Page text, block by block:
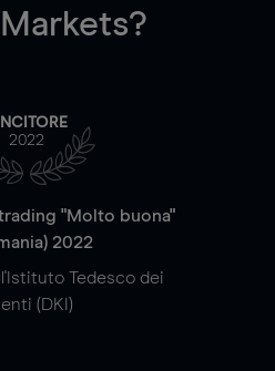
2022
"Molto buona"
2022
Tedesco dei
(DKI)